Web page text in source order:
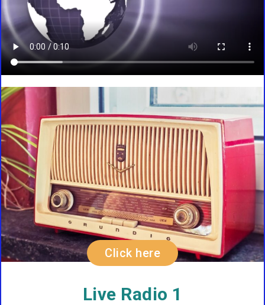
Click here
Live Radio 1